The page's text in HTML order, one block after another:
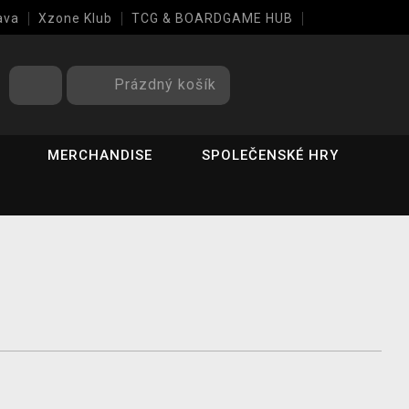
Xzone Klub TCG & BOARDGAME HUB
Prázdný košík
MERCHANDISE SPOLEČENSKÉ HRY